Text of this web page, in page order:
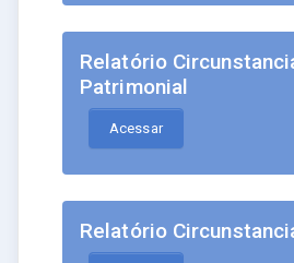
Relatório
Patrimonial
Acessar
Relatório